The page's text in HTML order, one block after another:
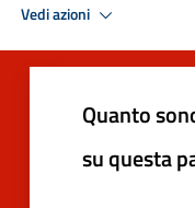
Vedi azioni
Quanto
su questa